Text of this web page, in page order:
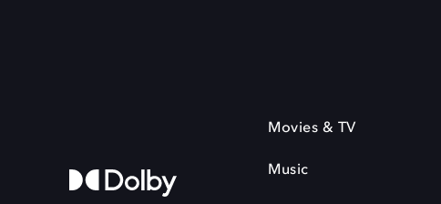
Movies & TV
Music